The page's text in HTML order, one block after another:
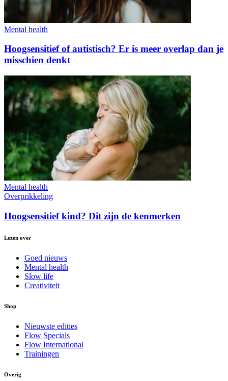
Mental health
Hoogsensitief of autistisch? Er is meer overlap dan je
misschien denkt
Mental health
Overprikkeling
Hoogsensitief kind? Dit zijn de kenmerken
Lezen over
Goed nieuws
Mental health
Slow life
Creativiteit
Shop
Nieuwste edities
Flow Specials
Flow International
Trainingen
Overig